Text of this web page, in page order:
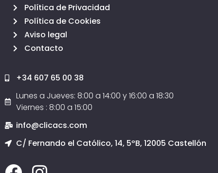
Política de Privacidad
Política de Cookies
Aviso legal
Contacto
+34 607 65 00 38
Lunes a Jueves: 8:00 a 14:00 y 16:00 a 18:30
Viernes : 8:00 a 15:00
info@clicacs.com
C/ Fernando el Católico, 14, 5ºB, 12005 Castellón